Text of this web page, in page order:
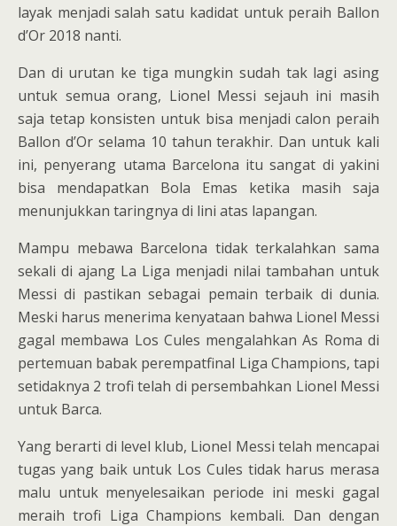
layak menjadi salah satu kadidat untuk peraih Ballon
d’Or 2018 nanti.
Dan di urutan ke tiga mungkin sudah tak lagi asing
untuk semua orang, Lionel Messi sejauh ini masih
saja tetap konsisten untuk bisa menjadi calon peraih
Ballon d’Or selama 10 tahun terakhir. Dan untuk kali
ini, penyerang utama Barcelona itu sangat di yakini
bisa mendapatkan Bola Emas ketika masih saja
menunjukkan taringnya di lini atas lapangan.
Mampu mebawa Barcelona tidak terkalahkan sama
sekali di ajang La Liga menjadi nilai tambahan untuk
Messi di pastikan sebagai pemain terbaik di dunia.
Meski harus menerima kenyataan bahwa Lionel Messi
gagal membawa Los Cules mengalahkan As Roma di
pertemuan babak perempatfinal Liga Champions, tapi
setidaknya 2 trofi telah di persembahkan Lionel Messi
untuk Barca.
Yang berarti di level klub, Lionel Messi telah mencapai
tugas yang baik untuk Los Cules tidak harus merasa
malu untuk menyelesaikan periode ini meski gagal
meraih trofi Liga Champions kembali. Dan dengan